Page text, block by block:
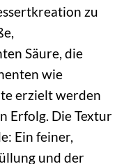
zu
Säure, die
wie
erzielt werden
Erfolg. Die Textur
Ein feiner,
und der